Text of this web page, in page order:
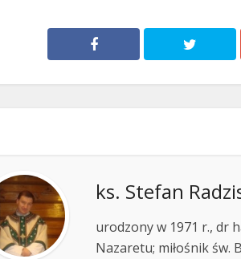
ks. Stefan
urodzony w 1971 r., dr
Nazaretu; miłośnik św.